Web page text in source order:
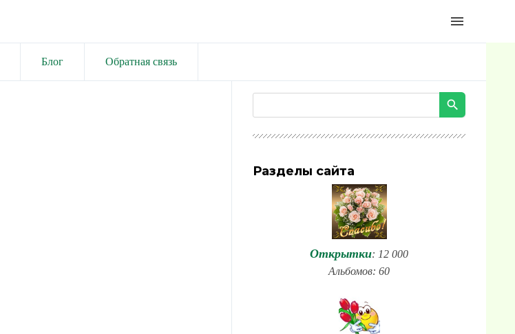
menu
Блог Обратная связь
Разделы сайта
Открытки: 12 000
Альбомов: 60